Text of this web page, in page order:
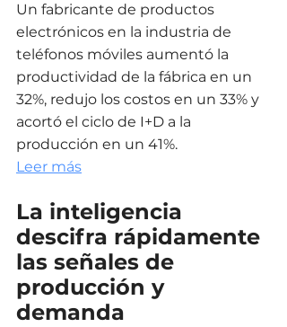
Un fabricante de productos
electrónicos en la industria de
teléfonos móviles aumentó la
productividad de la fábrica en un
32%, redujo los costos en un 33% y
acortó el ciclo de I+D a la
producción en un 41%.
Leer más
La inteligencia
descifra rápidamente
las señales de
producción y
demanda